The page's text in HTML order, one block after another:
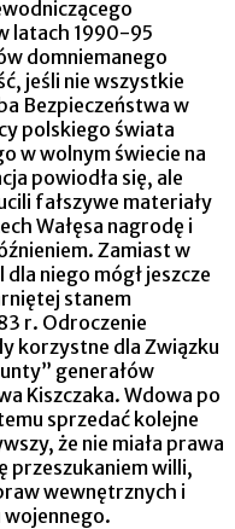
latach 1990-95
domniemanego
jeśli nie wszystkie
Bezpieczeństwa w
polskiego świata
w wolnym świecie na
powiodła się, ale
fałszywe materiały
Wałęsa nagrodę i
Zamiast w
niego mógł jeszcze
stanem
r. Odroczenie
korzystne dla Związku
generałów
Kiszczaka. Wdowa po
sprzedać kolejne
że nie miała prawa
przeszukaniem willi,
wewnętrznych i